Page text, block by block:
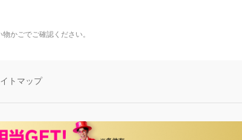
かごでご確認ください。
トマップ